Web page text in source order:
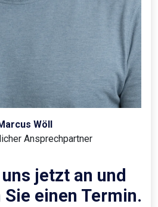
Wöll
Ansprechpartner
jetzt an und
einen Termin.